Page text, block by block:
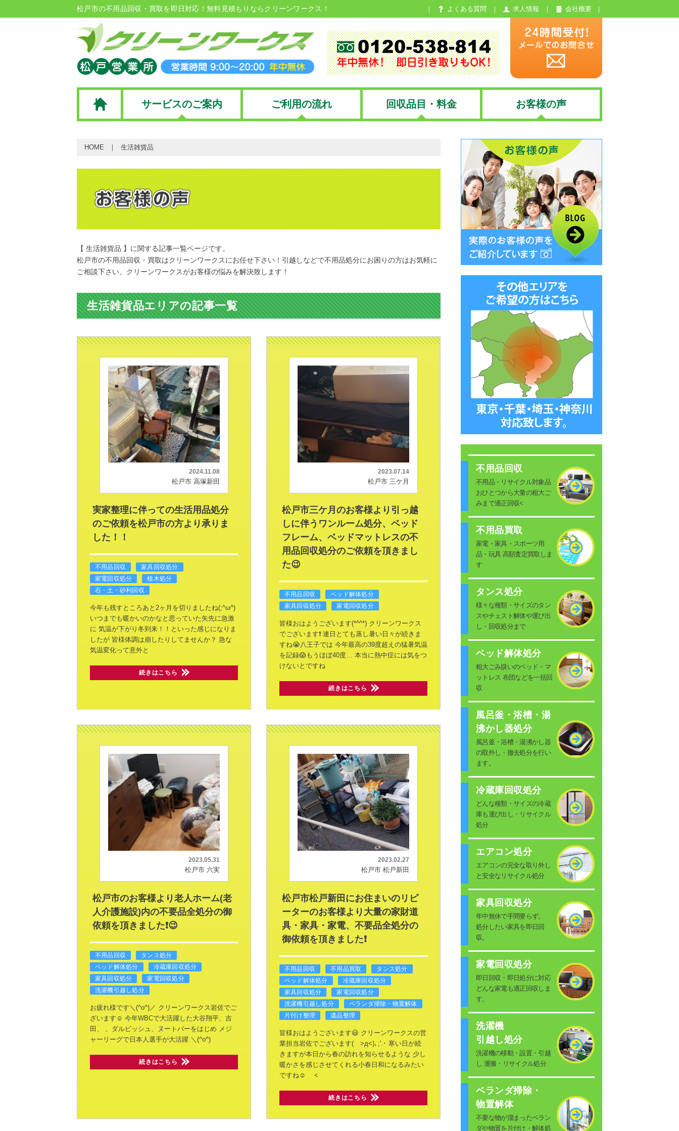
松戸市の不用品回収・買取を即日対応！無料見積もりならクリーンワークス！ よくある質問 求人情報 会社概要
サービスのご案内 ご利用の流れ 回収品目・料金 お客様の声
HOME 生活雑貨品
【 生活雑貨品 】に関する記事一覧ページです。
松戸市の不用品回収・買取はクリーンワークスにお任せ下さい！引越しなどで不用品処分にお困りの方はお気軽に
ご相談下さい。クリーンワークスがお客様の悩みを解決致します！
生活雑貨品エリアの記事一覧
2024.11.08
松戸市 高塚新田
実家整理に伴っての生活用品処分
のご依頼を松戸市の方より承りま
した！！
不用品回収
家具回収処分
家電回収処分
植木処分
石・土・砂利回収
今年も残すところあと2ヶ月を切りましたね(;^ω^)
いつまでも暖かいのかなと思っていた矢先に急激
に 気温が下がり冬到来！！といった感じになりま
したが 皆様体調は崩したりしてませんか？ 急な
気温変化って意外と
続きはこちら
2023.07.14
松戸市 三ケ月
松戸市三ケ月のお客様より引っ越
しに伴うワンルーム処分、ベッド
フレーム、ベッドマットレスの不
用品回収処分のご依頼を頂きまし
た😉
不用品回収
ベッド解体処分
家具回収処分
家電回収処分
皆様おはようございます(*^^*) クリーンワークス
でございます❗ 連日とても蒸し暑い日々が続きま
すね😭八王子では 今年最高の39度超えの猛暑気温
を記録😱もうほぼ40度…
本当に熱中症には気をつ
けないとですね
続きはこちら
2023.05.31
松戸市 六実
松戸市のお客様より老人ホーム(老
人介護施設)内の不要品全処分の御
依頼を頂きました❗😉
不用品回収
タンス処分
ベッド解体処分
冷蔵庫回収処分
家具回収処分
家電回収処分
洗濯機引越し処分
お疲れ様です＼(^o^)／ クリーンワークス岩佐でご
ざいます☺️ 今年WBCで大活躍した大谷翔平、吉
田、
、ダルビッシュ、ヌートバーをはじめ メジ
ャーリーグで日本人選手が大活躍 ＼(^o^)
続きはこちら
2023.02.27
松戸市 松戸新田
松戸市松戸新田にお住まいのリピ
ーターのお客様より大量の家財道
具・家具・家電、不要品全処分の
御依頼を頂きました❗
不用品回収 不用品買取
タンス処分
ベッド解体処分
冷蔵庫回収処分
家具回収処分
家電回収処分
洗濯機引越し処分
ベランダ掃除・物置解体
片付け整理
遺品整理
皆様おはようございます😃 クリーンワークスの営
業担当岩佐でございます( >д<)､;'.･ 寒い日が続
きますが本日から春の訪れを知らせるような 少し
暖かさを感じさせてくれる小春日和になるみたい
ですね☺️
<
続きはこちら
不用品回収
不用品・リサイクル対象品
おひとつから大量の粗大ご
みまで適正回収<
不用品買取
家電・家具・スポーツ用
品・玩具 高額査定買取しま
す
タンス処分
様々な種類・サイズのタン
スやチェスト解体や運び出
し・回収処分まで
ベッド解体処分
粗大ごみ扱いのベッド・マ
ットレス 布団などを一括回
収
風呂釜・浴槽・湯
沸かし器処分
風呂釜・浴槽・湯沸かし器
の取外し・撤去処分を行い
ます。
冷蔵庫回収処分
どんな種類・サイズの冷蔵
庫も運び出し・リサイクル
処分
エアコン処分
エアコンの完全な取り外し
と安全なリサイクル処分
家具回収処分
年中無休で手間要らず。
処分したい家具を即日回
収。
家電回収処分
即日回収・即日処分に対応
どんな家電も適正回収しま
す。
洗濯機
引越し処分
洗濯機の移動・設置・引越
し 運搬・リサイクル処分
ベランダ掃除・
物置解体
不要な物が溜まったベラン
ダや物置を片付け・解体処